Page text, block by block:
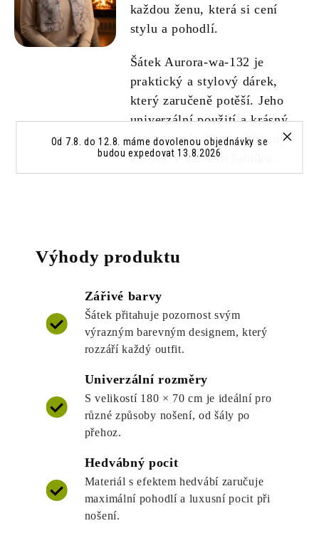
Od 7.8. do 12.8. máme dovolenou objednávky se
budou expedovat 13.8.2026
každou ženu, která si cení
stylu a pohodlí.
Šátek Aurora-wa-132 je
praktický a stylový dárek,
který zaručeně potěší. Jeho
univerzální použití a krásný
design z něj dělají oblíbený
kousek v každém šatníku.
Výhody produktu
Zářivé barvy
Šátek přitahuje pozornost svým
výrazným barevným designem, který
rozzáří každý outfit.
Univerzální rozměry
S velikostí 180 × 70 cm je ideální pro
různé způsoby nošení, od šály po
přehoz.
Hedvábný pocit
Materiál s efektem hedvábí zaručuje
maximální pohodlí a luxusní pocit při
nošení.